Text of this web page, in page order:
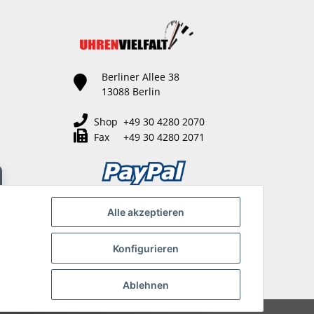
Alle akzeptieren
Konfigurieren
Ablehnen
Berliner Allee 38
13088 Berlin
Shop +49 30 4280 2070
Fax +49 30 4280 2071